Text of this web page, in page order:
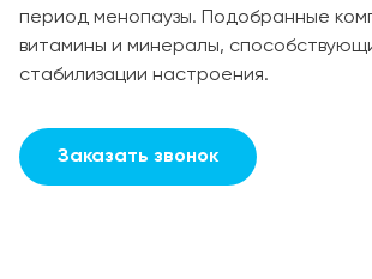
период менопаузы. Подобранные
витамины и минералы,
стабилизации настроения.
Заказать звонок